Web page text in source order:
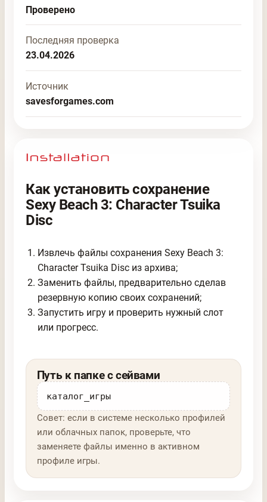
Проверено
Последняя проверка
23.04.2026
Источник
savesforgames.com
Как установить сохранение
Sexy Beach 3: Character Tsuika
Disc
Извлечь файлы сохранения Sexy Beach 3:
Character Tsuika Disc из архива;
Заменить файлы, предварительно сделав
резервную копию своих сохранений;
Запустить игру и проверить нужный слот
или прогресс.
Путь к папке с сейвами
каталог_игры
Совет: если в системе несколько профилей
или облачных папок, проверьте, что
заменяете файлы именно в активном
профиле игры.